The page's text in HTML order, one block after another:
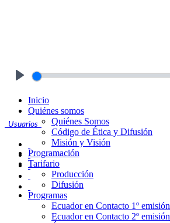
Usuarios
Inicio
Quiénes somos
Quiénes Somos
Código de Ética y Difusión
Misión y Visión
Programación
Tarifario
Producción
Difusión
Programas
Ecuador en Contacto 1º emisión
Ecuador en Contacto 2º emisión